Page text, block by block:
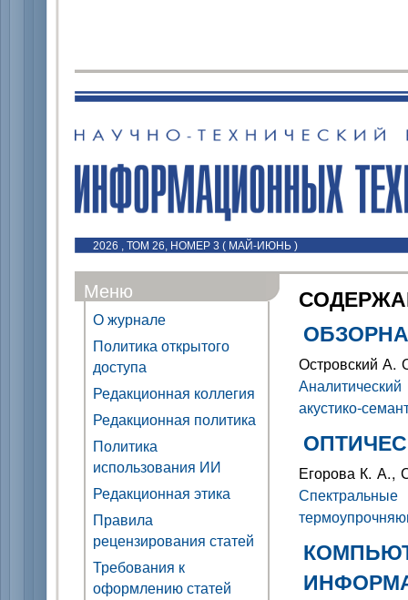
2026 , ТОМ 26, НОМЕР 3 ( МАЙ-ИЮНЬ )
Меню
О журнале
Политика открытого
доступа
Редакционная коллегия
Редакционная политика
Политика
использования ИИ
Редакционная этика
Правила
рецензирования статей
Требования к
оформлению статей
Островский А.
акустико-
Егорова К. А.,